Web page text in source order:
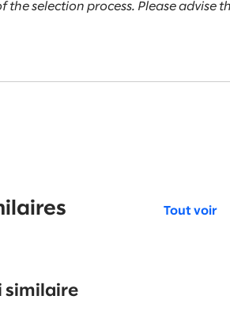
the selection process. Please
Tout voir
similaire